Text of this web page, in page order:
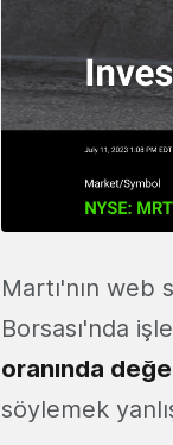
Martı'nın
Borsası'nda
oranında
söylemek